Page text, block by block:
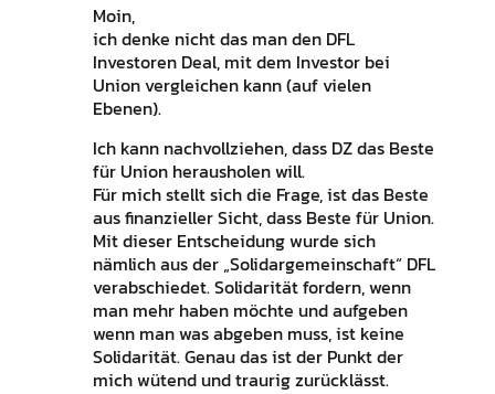
Moin,
ich denke nicht das man den DFL
Investoren Deal, mit dem Investor bei
Union vergleichen kann (auf vielen
Ebenen).
Ich kann nachvollziehen, dass DZ das Beste
für Union herausholen will.
Für mich stellt sich die Frage, ist das Beste
aus finanzieller Sicht, dass Beste für Union.
Mit dieser Entscheidung wurde sich
nämlich aus der „Solidargemeinschaft“ DFL
verabschiedet. Solidarität fordern, wenn
man mehr haben möchte und aufgeben
wenn man was abgeben muss, ist keine
Solidarität. Genau das ist der Punkt der
mich wütend und traurig zurücklässt.